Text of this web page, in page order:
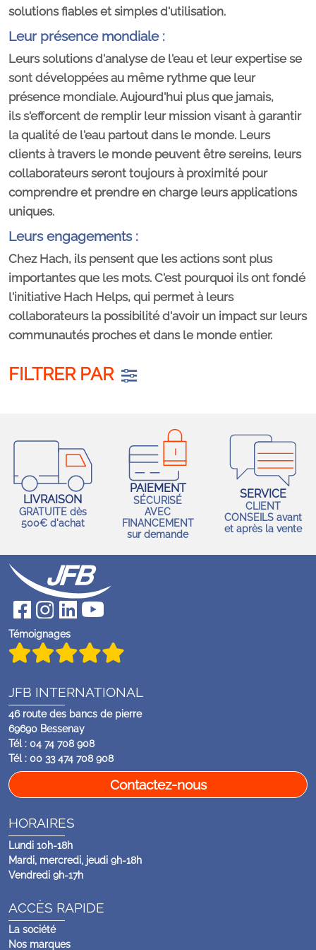
solutions fiables et simples d'utilisation.
Leur présence mondiale :
Leurs solutions d'analyse de l'eau et leur expertise se
sont développées au même rythme que leur
présence mondiale. Aujourd'hui plus que jamais,
ils s'efforcent de remplir leur mission visant à garantir
la qualité de l'eau partout dans le monde. Leurs
clients à travers le monde peuvent être sereins, leurs
collaborateurs seront toujours à proximité pour
comprendre et prendre en charge leurs applications
uniques.
Leurs engagements :
Chez Hach, ils pensent que les actions sont plus
importantes que les mots. C'est pourquoi ils ont fondé
l'initiative Hach Helps, qui permet à leurs
collaborateurs la possibilité d'avoir un impact sur leurs
communautés proches et dans le monde entier.
FILTRER PAR
LIVRAISON
GRATUITE dès
500€ d'achat
PAIEMENT
SÉCURISÉ
AVEC
FINANCEMENT
sur demande
SERVICE
CLIENT
CONSEILS avant
et après la vente
Témoignages
JFB INTERNATIONAL
46 route des bancs de pierre
69690 Bessenay
Tél : 04 74 708 908
Tél : 00 33 474 708 908
Contactez-nous
HORAIRES
Lundi 10h-18h
Mardi, mercredi, jeudi 9h-18h
Vendredi 9h-17h
ACCÈS RAPIDE
La société
Nos marques